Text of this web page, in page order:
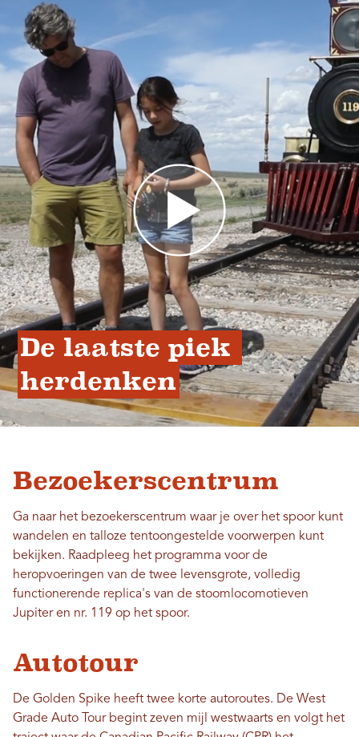
De laatste piek
herdenken
Bezoekerscentrum
Ga naar het bezoekerscentrum waar je over het spoor kunt
wandelen en talloze tentoongestelde voorwerpen kunt
bekijken. Raadpleeg het programma voor de
heropvoeringen van de twee levensgrote, volledig
functionerende replica's van de stoomlocomotieven
Jupiter en nr. 119 op het spoor.
Autotour
De Golden Spike heeft twee korte autoroutes. De West
Grade Auto Tour begint zeven mijl westwaarts en volgt het